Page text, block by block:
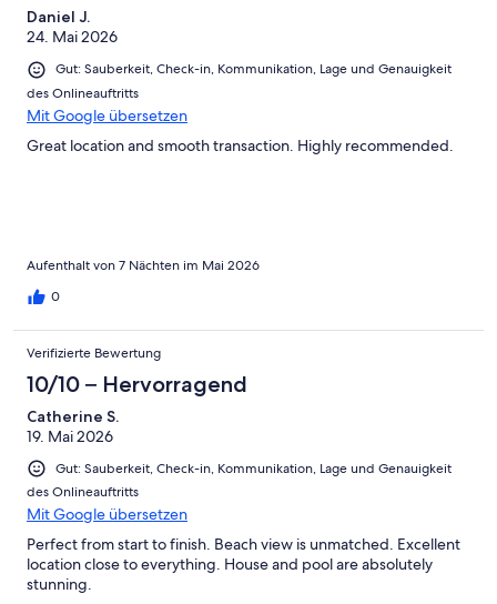
Daniel J.
24. Mai 2026
Gut: Sauberkeit, Check-in, Kommunikation, Lage und Genauigkeit
des Onlineauftritts
Mit Google übersetzen
Great location and smooth transaction. Highly recommended.
Aufenthalt von 7 Nächten im Mai 2026
0
Verifizierte Bewertung
10/10 – Hervorragend
Catherine S.
19. Mai 2026
Gut: Sauberkeit, Check-in, Kommunikation, Lage und Genauigkeit
des Onlineauftritts
Mit Google übersetzen
Perfect from start to finish. Beach view is unmatched. Excellent
location close to everything. House and pool are absolutely
stunning.